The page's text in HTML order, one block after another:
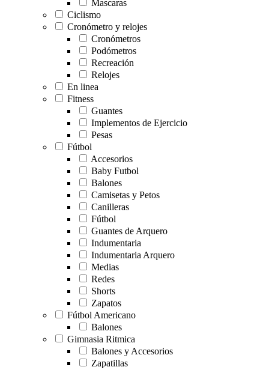
Mascaras
Ciclismo
Cronómetro y relojes
Cronómetros
Podómetros
Recreación
Relojes
En linea
Fitness
Guantes
Implementos de Ejercicio
Pesas
Fútbol
Accesorios
Baby Futbol
Balones
Camisetas y Petos
Canilleras
Fútbol
Guantes de Arquero
Indumentaria
Indumentaria Arquero
Medias
Redes
Shorts
Zapatos
Fútbol Americano
Balones
Gimnasia Ritmica
Balones y Accesorios
Zapatillas